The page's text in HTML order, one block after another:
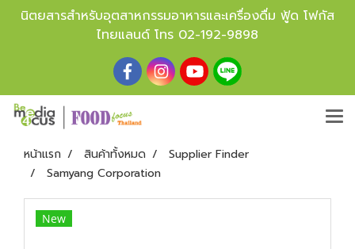
นิตยสารสำหรับอุตสาหกรรมอาหารและเครื่องดื่ม ฟู้ด โฟกัส
ไทยแลนด์ โทร 02-192-9898
หน้าแรก สินค้าทั้งหมด
Supplier Finder
Samyang Corporation
New